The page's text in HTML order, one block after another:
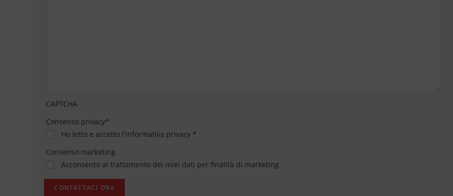
CAPTCHA
Consenso privacy*
Ho letto e accetto l'informativa privacy *
Consenso marketing
Acconsento al trattamento dei miei dati per finalità di marketing